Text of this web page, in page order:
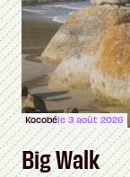
Kocobéle 3 août 2026
Big Walk